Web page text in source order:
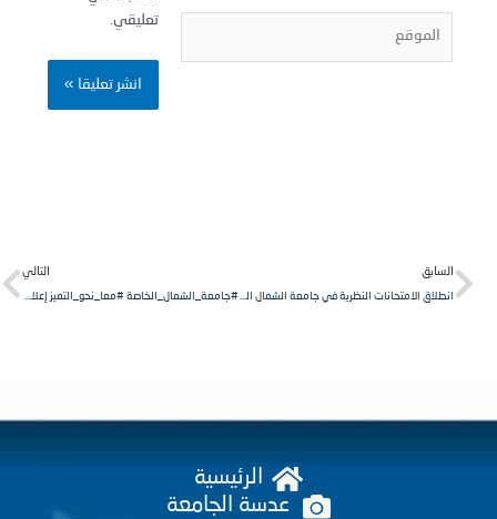
تعليقي.
انطلاق الامتحانات النظرية في جامعة الشمال الخاصة وسط جولة تفقدية للإدارة #جامعة_الشمال_الخاصة #معا_نحو_التميز إعلان استثمار وسائط النقل الخاصة بتأمين نقل الطلاب من وإلى جامعة الشمال الخاصة
الرئيسية
عدسة الجامعة